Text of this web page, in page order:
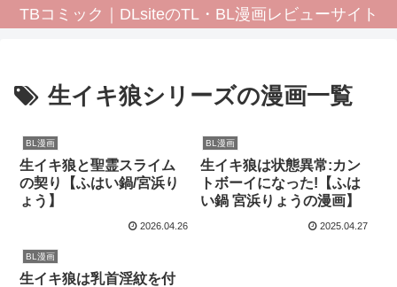
TBコミック｜DLsiteのTL・BL漫画レビューサイト
生イキ狼シリーズの漫画一覧
BL漫画
生イキ狼と聖霊スライム
の契り【ふはい鍋/宮浜り
ょう】
2026.04.26
BL漫画
生イキ狼は状態異常:カン
トボーイになった!【ふは
い鍋 宮浜りょうの漫画】
2025.04.27
BL漫画
生イキ狼は乳首淫紋を付